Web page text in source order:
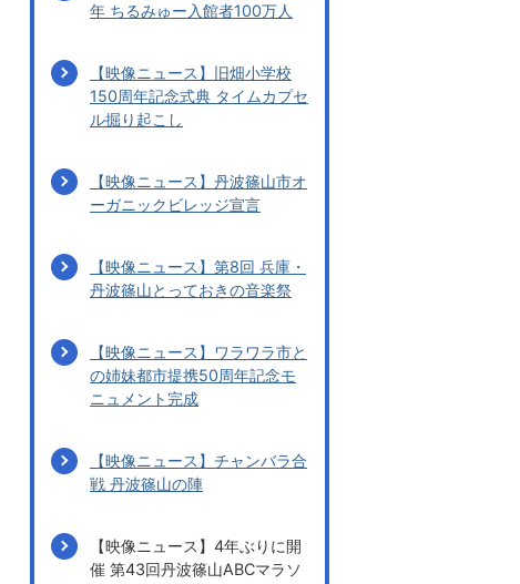
年 ちるみゅー入館者100万人
【映像ニュース】旧畑小学校
150周年記念式典 タイムカプセ
ル掘り起こし
【映像ニュース】丹波篠山市オ
ーガニックビレッジ宣言
【映像ニュース】第8回 兵庫・
丹波篠山とっておきの音楽祭
【映像ニュース】ワラワラ市と
の姉妹都市提携50周年記念モ
ニュメント完成
【映像ニュース】チャンバラ合
戦 丹波篠山の陣
【映像ニュース】4年ぶりに開
催 第43回丹波篠山ABCマラソ